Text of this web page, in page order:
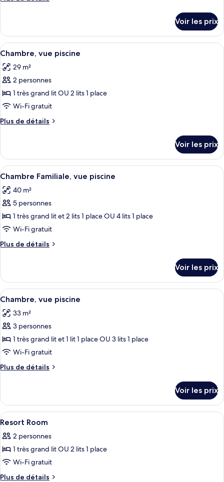
chambre :
le
type
de
Chambre
Standard
Voir les prix
Afficher
toutes
les
photos
pour
ce
type
de
Chambre,
vue
piscine
Une chambre d’hôtel avec un
5
Chambre, vue piscine
29 m²
2 personnes
1 très grand lit OU 2 lits 1 place
Wi-Fi gratuit
Plus de détails
Plus
le
type
de
Chambre,
vue
Voir les prix
Afficher
toutes
les
photos
pour
ce
type
de
Chambre
Familiale,
vue
piscine
Une chambre d’hôtel avec un lit,
6
Chambre Familiale, vue piscine
40 m²
5 personnes
1 très grand lit et 2 lits 1 place OU 4 lits 1 place
Wi-Fi gratuit
Plus de détails
Plus
le
type
de
Chambre
Familiale,
piscine
Voir les prix
Afficher
toutes
les
photos
pour
ce
type
de
Chambre,
vue
piscine
Une chambre d’hôtel avec deux lits,
5
Chambre, vue piscine
33 m²
3 personnes
1 très grand lit et 1 lit 1 place OU 3 lits 1 place
Wi-Fi gratuit
Plus de détails
Plus
le
type
de
Chambre,
vue
Voir les prix
Afficher
toutes
les
photos
pour
ce
Coffres-forts dans les chambres,
3
Resort Room
2 personnes
1 très grand lit OU 2 lits 1 place
Wi-Fi gratuit
Plus de détails
Plus